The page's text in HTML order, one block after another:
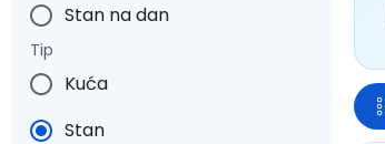
Stan na dan
Tip
Kuća
Stan